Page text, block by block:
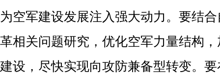
为空军建设发展注入强大动力。要结
革相关问题研究，优化空军力量结构
建设，尽快实现向攻防兼备型转变。